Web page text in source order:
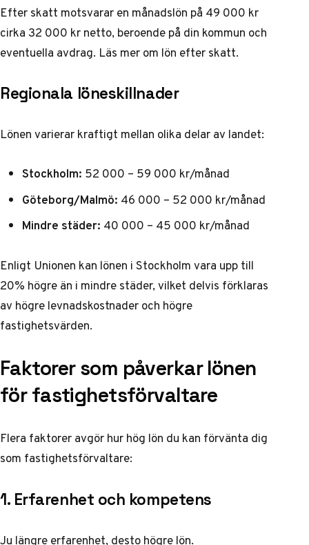
Efter skatt motsvarar en månadslön på 49 000 kr
cirka 32 000 kr netto, beroende på din kommun och
eventuella avdrag. Läs mer om lön efter skatt.
Regionala löneskillnader
Lönen varierar kraftigt mellan olika delar av landet:
Stockholm: 52 000 – 59 000 kr/månad
Göteborg/Malmö: 46 000 – 52 000 kr/månad
Mindre städer: 40 000 – 45 000 kr/månad
Enligt Unionen kan lönen i Stockholm vara upp till
20% högre än i mindre städer, vilket delvis förklaras
av högre levnadskostnader och högre
fastighetsvärden.
Faktorer som påverkar lönen
för fastighetsförvaltare
Flera faktorer avgör hur hög lön du kan förvänta dig
som fastighetsförvaltare:
1. Erfarenhet och kompetens
Ju längre erfarenhet, desto högre lön.